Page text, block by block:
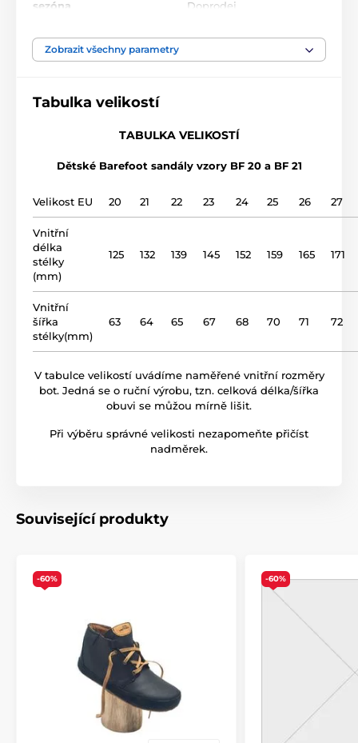
sezóna Doprodej
šíře chodidla
vycházková obuv
svršek kůže
podšívka kůže
podrážka
gumová plotna (4 mm
název modelu
Zobrazit všechny parametry
Tabulka velikostí
TABULKA VELIKOSTÍ
Dětské Barefoot sandály vzory BF 20 a BF 21
Velikost EU 20 21 22 23 24 25 26 27
Vnitřní
délka
stélky
(mm)
125 132 139 145 152 159 165 171
Vnitřní
šířka
stélky(mm)
63 64 65 67 68 70 71 72
V tabulce velikostí uvádíme naměřené vnitřní rozměry
bot. Jedná se o ruční výrobu, tzn. celková délka/šířka
obuvi se můžou mírně lišit.
Při výběru správné velikosti nezapomeňte přičíst
nadměrek.
Související produkty
-60% -60%